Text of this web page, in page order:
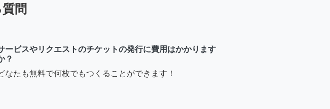
問
ービスやリクエストのチケットの発行に費用はかかります
？
なたも無料で何枚でもつくることができます！